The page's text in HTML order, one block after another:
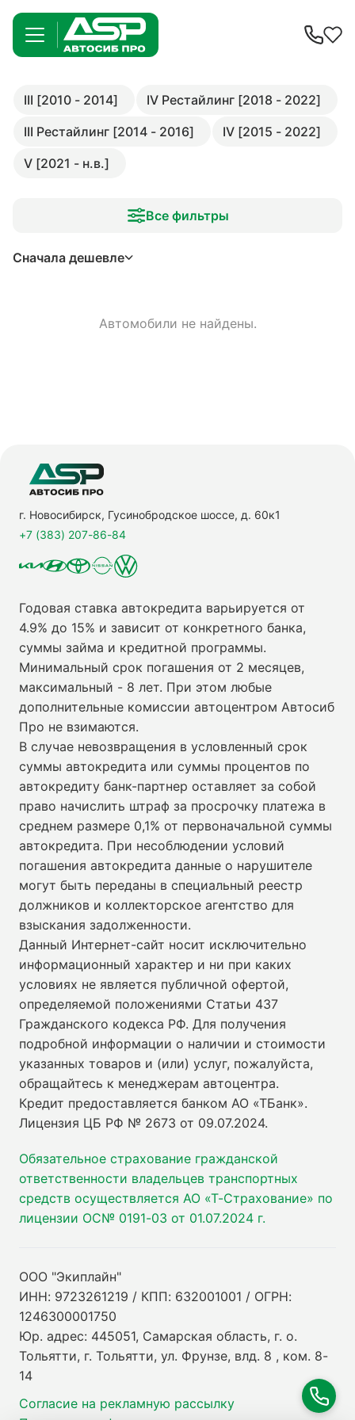
III [2010 - 2014]
IV Рестайлинг [2018 - 2022]
III Рестайлинг [2014 - 2016]
IV [2015 - 2022]
V [2021 - н.в.]
Все фильтры
Сначала дешевле
Автомобили не найдены.
г. Новосибирск, Гусинобродское шоссе, д. 60к1
+7 (383) 207-86-84
Годовая ставка автокредита варьируется от
4.9% до 15% и зависит от конкретного банка,
суммы займа и кредитной программы.
Минимальный срок погашения от 2 месяцев,
максимальный - 8 лет. При этом любые
дополнительные комиссии автоцентром Автосиб
Про не взимаются.
В случае невозвращения в условленный срок
суммы автокредита или суммы процентов по
автокредиту банк-партнер оставляет за собой
право начислить штраф за просрочку платежа в
среднем размере 0,1% от первоначальной суммы
автокредита. При несоблюдении условий
погашения автокредита данные о нарушителе
могут быть переданы в специальный реестр
должников и коллекторское агентство для
взыскания задолженности.
Данный Интернет-сайт носит исключительно
информационный характер и ни при каких
условиях не является публичной офертой,
определяемой положениями Статьи 437
Гражданского кодекса РФ. Для получения
подробной информации о наличии и стоимости
указанных товаров и (или) услуг, пожалуйста,
обращайтесь к менеджерам автоцентра.
Кредит предоставляется банком АО «ТБанк».
Лицензия ЦБ РФ № 2673 от 09.07.2024.
Обязательное страхование гражданской
ответственности владельцев транспортных
средств осуществляется АО «Т-Страхование» по
лицензии ОС№ 0191-03 от 01.07.2024 г.
ООО "Экиплайн"
ИНН: 9723261219 / КПП: 632001001 / ОГРН:
1246300001750
Юр. адрес: 445051, Самарская область, г. о.
Тольятти, г. Тольятти, ул. Фрунзе, влд. 8 , ком. 8-
14
Согласие на рекламную рассылку